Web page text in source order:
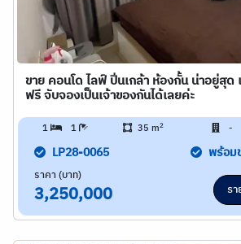
ขาย คอนโด ไลฟ์ ปิ่นเกล้า ห้องกั้น น่าอยู่สุด
ฟรี จับจองเป็นเจ้าของกันได้เลยค่ะ
1 1 35 m2 -
LP28-0065 พร้อม
ราคา (บาท)
3,250,000 ร